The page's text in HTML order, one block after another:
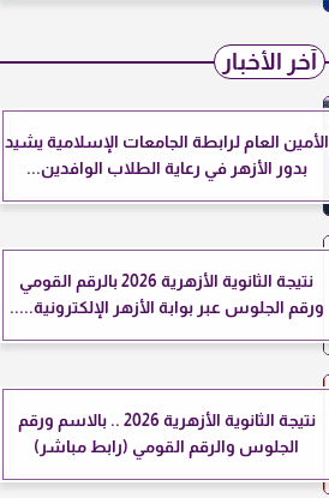
آخر الأخبار
الأمين العام لرابطة الجامعات الإسلامية يشيد
بدور الأزهر في رعاية الطلاب الوافدين...
نتيجة الثانوية الأزهرية 2026 بالرقم القومي
ورقم الجلوس عبر بوابة الأزهر الإلكترونية.....
نتيجة الثانوية الأزهرية 2026 .. بالاسم ورقم
الجلوس والرقم القومي (رابط مباشر)